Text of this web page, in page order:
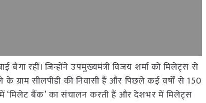
बैगा रहीं। जिन्होंने उपमुख्यमंत्री विजय शर्मा को मिलेट्स से
ग्राम सीलपीडी की निवासी हैं और पिछले कई वर्षों से 150
‘मिलेट बैंक’ का संचालन करती हैं और देशभर में मिलेट्स